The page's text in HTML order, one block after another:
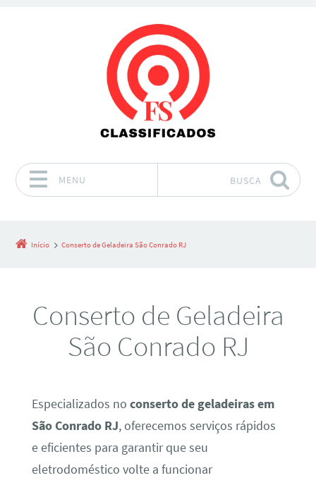
MENU BUSCA
Início Conserto de Geladeira São Conrado RJ
Conserto de Geladeira
São Conrado RJ
Especializados no conserto de geladeiras em
São Conrado RJ, oferecemos serviços rápidos
e eficientes para garantir que seu
eletrodoméstico volte a funcionar